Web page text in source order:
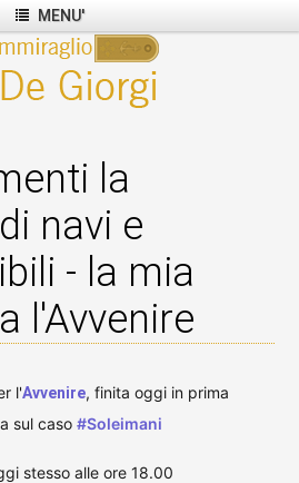
MENU'
la
navi e
- la mia
l'Avvenire
l'Avvenire, finita oggi in prima
sul caso#Soleimani
stesso alle ore 18.00